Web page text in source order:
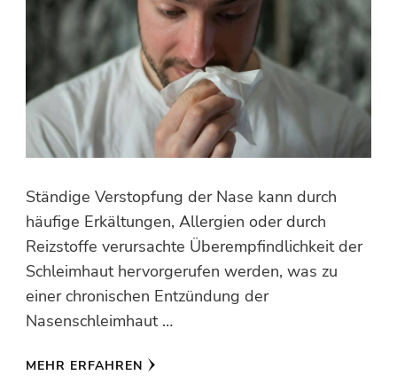
Ständige Verstopfung der Nase kann durch
häufige Erkältungen, Allergien oder durch
Reizstoffe verursachte Überempfindlichkeit der
Schleimhaut hervorgerufen werden, was zu
einer chronischen Entzündung der
Nasenschleimhaut …
MEHR ERFAHREN